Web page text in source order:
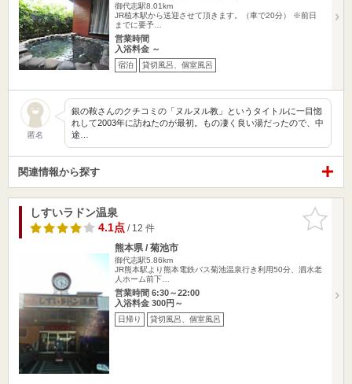
御代志駅8.01km
JR植木駅から送迎させて頂きます。（車で20分） ※前日
までに要予…
営業時間
入浴料金 ～
宿泊 貸切風呂、個室風呂
匿名
銀の鞍さんのクチコミの「ヌルヌル教」というタイトルに一目惚
れして2003年に訪ねたのが最初。もの凄く良い湯だったので、中
途…
関連情報から探す
お気に入
りに追加
しすいラドン温泉
4.1点/ 12 件
熊本県 / 菊池市
御代志駅5.86km
JR熊本駅より熊本電鉄バス菊池温泉行き利用50分、泗水老
人ホーム前下…
営業時間 6:30～22:00
入浴料金 300円～
日帰り 貸切風呂、個室風呂